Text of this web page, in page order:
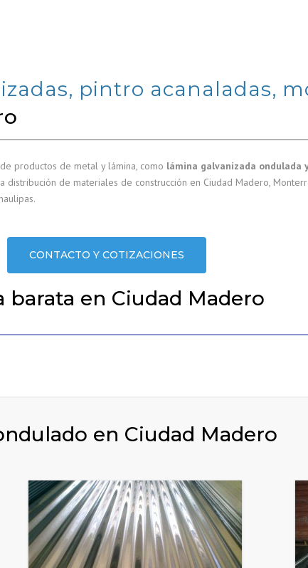
pintro acanaladas,
productos de metal y lámina, como lámina galvanizada ondulada
distribución de materiales de construcción en Ciudad Madero,
CONTACTO Y COTIZACIONES
barata en Ciudad Madero
en Ciudad Madero